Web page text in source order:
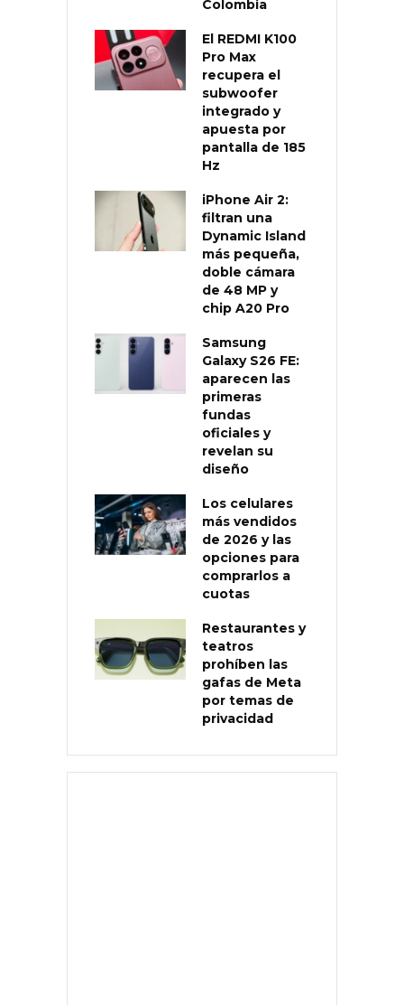
Colombia
El REDMI K100
Pro Max
recupera el
subwoofer
integrado y
apuesta por
pantalla de 185
Hz
iPhone Air 2:
filtran una
Dynamic Island
más pequeña,
doble cámara
de 48 MP y
chip A20 Pro
Samsung
Galaxy S26 FE:
aparecen las
primeras
fundas
oficiales y
revelan su
diseño
Los celulares
más vendidos
de 2026 y las
opciones para
comprarlos a
cuotas
Restaurantes y
teatros
prohíben las
gafas de Meta
por temas de
privacidad